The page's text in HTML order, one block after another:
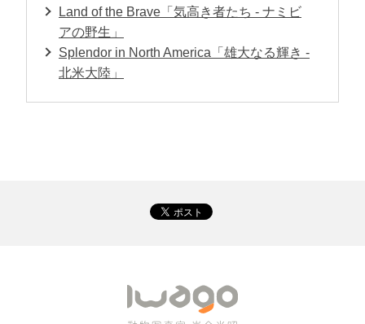
Land of the Brave「気高き者たち - ナミビ
アの野生」
Splendor in North America「雄大なる輝き -
北米大陸」